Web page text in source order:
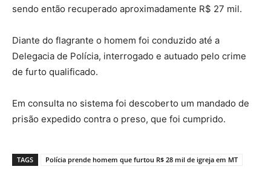
sendo então recuperado aproximadamente R$ 27 mil.
Diante do flagrante o homem foi conduzido até a
Delegacia de Polícia, interrogado e autuado pelo crime
de furto qualificado.
Em consulta no sistema foi descoberto um mandado de
prisão expedido contra o preso, que foi cumprido.
TAGS Polícia prende homem que furtou R$ 28 mil de igreja em MT